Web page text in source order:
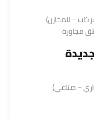
– للمخازن)
مجاورة
– صناعي)